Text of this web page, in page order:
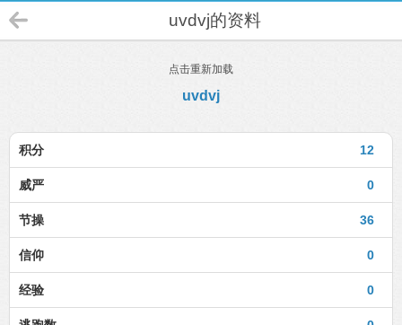
uvdvj的资料
点击重新加载
uvdvj
12
积分
0
威严
36
节操
0
信仰
0
经验